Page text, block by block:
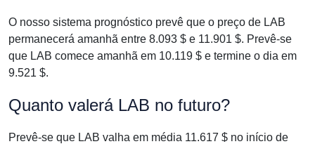
O nosso sistema prognóstico prevê que o preço de LAB
permanecerá amanhã entre 8.093 $ e 11.901 $. Prevê-se
que LAB comece amanhã em 10.119 $ e termine o dia em
9.521 $.
Quanto valerá LAB no futuro?
Prevê-se que LAB valha em média 11.617 $ no início de